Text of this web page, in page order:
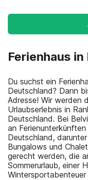
Ferienhaus
Du suchst ein
Deutschland? Dann
Adresse! Wir werden
Urlaubserlebnis in
Deutschland. Bei
an
Deutschland,
Bungalows und
gerecht werden, die
Sommerurlaub, einer